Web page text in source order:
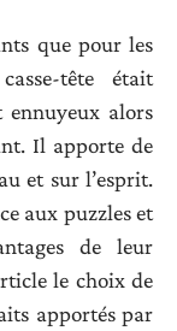
que pour les
tête était
ennuyeux alors
Il apporte de
et sur l’esprit.
aux puzzles et
de leur
le choix de
apportés par